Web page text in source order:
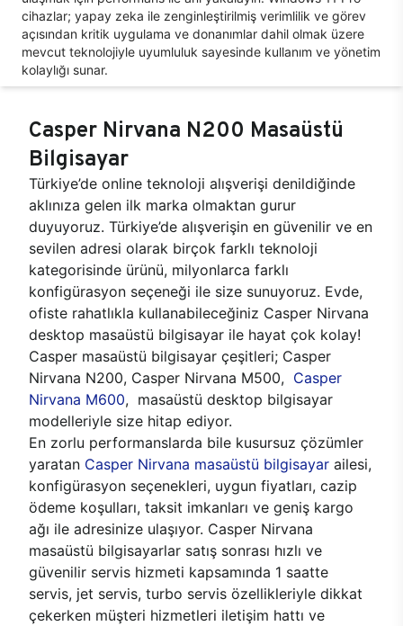
cihazlar; yapay zeka ile zenginleştirilmiş verimlilik ve görev
açısından kritik uygulama ve donanımlar dahil olmak üzere
mevcut teknolojiyle uyumluluk sayesinde kullanım ve yönetim
kolaylığı sunar.
Casper Nirvana N200 Masaüstü
Bilgisayar
Türkiye’de online teknoloji alışverişi denildiğinde
aklınıza gelen ilk marka olmaktan gurur
duyuyoruz. Türkiye’de alışverişin en güvenilir ve en
sevilen adresi olarak birçok farklı teknoloji
kategorisinde ürünü, milyonlarca farklı
konfigürasyon seçeneği ile size sunuyoruz. Evde,
ofiste rahatlıkla kullanabileceğiniz Casper Nirvana
desktop masaüstü bilgisayar ile hayat çok kolay!
Casper masaüstü bilgisayar çeşitleri; Casper
Nirvana N200, Casper Nirvana M500, Casper
Nirvana M600, masaüstü desktop bilgisayar
modelleriyle size hitap ediyor.
En zorlu performanslarda bile kusursuz çözümler
yaratan Casper Nirvana masaüstü bilgisayar ailesi,
konfigürasyon seçenekleri, uygun fiyatları, cazip
ödeme koşulları, taksit imkanları ve geniş kargo
ağı ile adresinize ulaşıyor. Casper Nirvana
masaüstü bilgisayarlar satış sonrası hızlı ve
güvenilir servis hizmeti kapsamında 1 saatte
servis, jet servis, turbo servis özellikleriyle dikkat
çekerken müşteri hizmetleri iletişim hattı ve